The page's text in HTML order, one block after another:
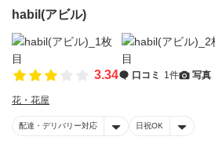
habil(アビル)
3.34 口コミ 1件 写真
花・花屋
配達・デリバリー対応 日祝OK